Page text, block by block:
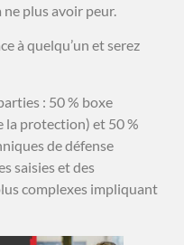
ne plus avoir peur.
à quelqu’un et serez
: 50 % boxe
la protection) et 50 %
de défense
saisies et des
complexes impliquant